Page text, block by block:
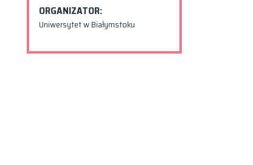
ORGANIZATOR:
Uniwersytet w Białymstoku